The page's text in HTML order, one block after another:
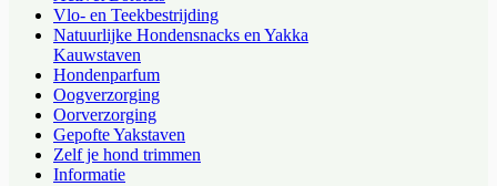
Vlo- en Teekbestrijding
Natuurlijke Hondensnacks en Yakka
Kauwstaven
Hondenparfum
Oogverzorging
Oorverzorging
Gepofte Yakstaven
Zelf je hond trimmen
Informatie